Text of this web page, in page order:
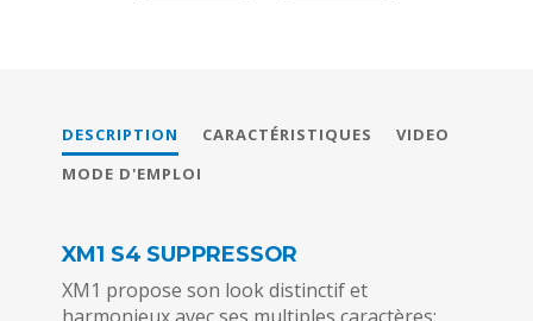
DESCRIPTION CARACTÉRISTIQUES
VIDEO
MODE D'EMPLOI
XM1 S4 SUPPRESSOR
XM1 propose son look distinctif et